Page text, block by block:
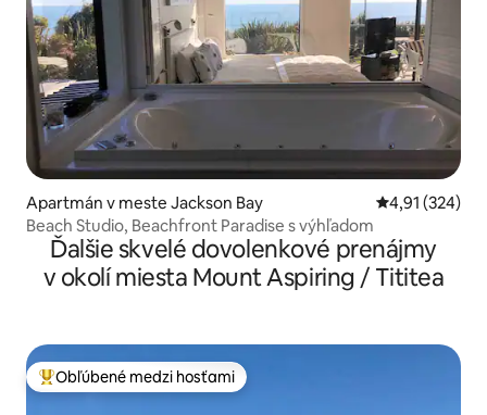
Apartmán v meste Jackson Bay Priemerné
4,91 (324)
Beach Studio, Beachfront Paradise s výhľadom
Ďalšie skvelé dovolenkové prenájmy
v okolí miesta Mount Aspiring / Tititea
Najobľúbenejšie medzi hosťami
Obľúbené medzi hosťami